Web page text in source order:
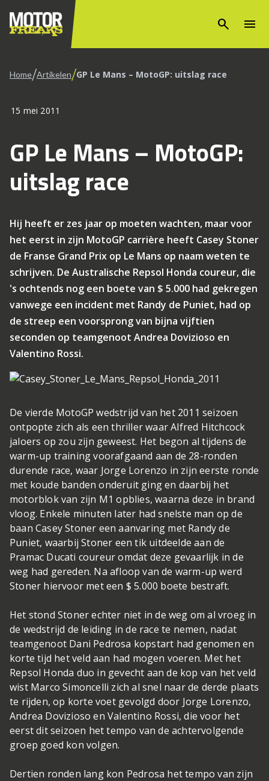
search menu
Home/Artikelen/GP Le Mans – MotoGP: uitslag race
15 mei 2011
GP Le Mans – MotoGP:
uitslag race
Hij heeft er zes jaar op moeten wachten, maar voor
het eerst in zijn MotoGP carrière heeft Casey Stoner
de Franse Grand Prix op Le Mans op naam weten te
schrijven. De Australische Repsol Honda coureur, die
's ochtends nog een boete van $ 5.000 had gekregen
vanwege een incident met Randy de Puniet, had op
de streep een voorsprong van bijna vijftien
seconden op teamgenoot Andrea Dovizioso en
Valentino Rossi.
De vierde MotoGP wedstrijd van het 2011 seizoen
ontpopte zich als een thriller waar Alfred Hitchcock
jaloers op zou zijn geweest. Het begon al tijdens de
warm-up training voorafgaand aan de 28-ronden
durende race, waar Jorge Lorenzo in zijn eerste ronde
met koude banden onderuit ging en daarbij het
motorblok van zijn M1 opblies, waarna deze in brand
vloog. Enkele minuten later had snelste man op de
baan Casey Stoner een aanvaring met Randy de
Puniet, waarbij Stoner een tik uitdeelde aan de
Pramac Ducati coureur omdat deze gevaarlijk in de
weg had gereden. Na afloop van de warm-up werd
Stoner hiervoor met een $ 5.000 boete bestraft.
Het stond Stoner echter niet in de weg om al vroeg in
de wedstrijd de leiding in de race te nemen, nadat
teamgenoot Dani Pedrosa kopstart had genomen en
korte tijd het veld aan had mogen voeren. Met het
Repsol Honda duo in gevecht aan de kop van het veld
wist Marco Simoncelli zich al snel naar de derde plaats
te rijden, op korte voet gevolgd door Jorge Lorenzo,
Andrea Dovizioso en Valentino Rossi, die voor het
eerst dit seizoen het tempo van de achtervolgende
groep goed kon volgen.
Dertien ronden lang kon Pedrosa het tempo van zijn